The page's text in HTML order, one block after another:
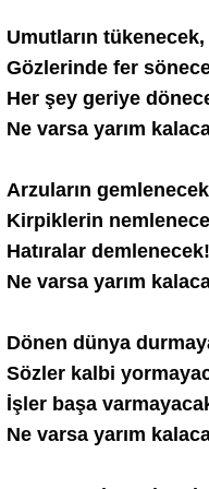
Umutların tükenecek,
Gözlerinde fer
Her şey geriye
Ne varsa yarım
Arzuların
Kirpiklerin
Hatıralar demlenecek!
Ne varsa yarım
Dönen dünya
Sözler kalbi
İşler başa
Ne varsa yarım